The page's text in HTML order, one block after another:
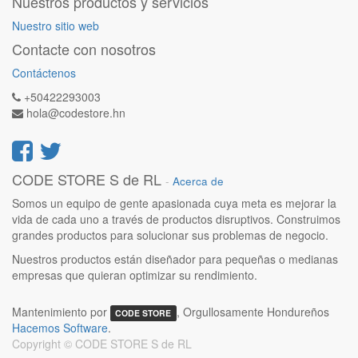
Nuestro sitio web
Contacte con nosotros
Contáctenos
+50422293003
hola@codestore.hn
CODE STORE S de RL - Acerca de
Somos un equipo de gente apasionada cuya meta es mejorar la
vida de cada uno a través de productos disruptivos. Construimos
grandes productos para solucionar sus problemas de negocio.
Nuestros productos están diseñador para pequeñas o medianas
empresas que quieran optimizar su rendimiento.
Mantenimiento por CODE STORE , Orgullosamente Hondureños
Hacemos Software.
Copyright © CODE STORE S de RL